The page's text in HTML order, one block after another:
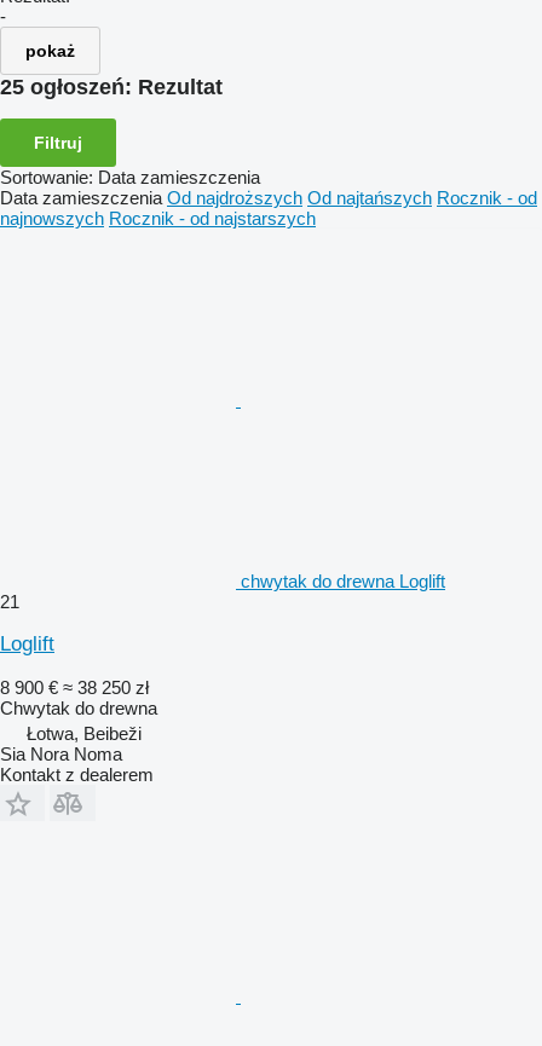
-
pokaż
25 ogłoszeń: Rezultat
Filtruj
Sortowanie: Data zamieszczenia
Data zamieszczenia Od najdroższych Od najtańszych Rocznik - od
najnowszych Rocznik - od najstarszych
chwytak do drewna Loglift
21
Loglift
8 900 € ≈ 38 250 zł
Chwytak do drewna
Łotwa, Beibeži
Sia Nora Noma
Kontakt z dealerem